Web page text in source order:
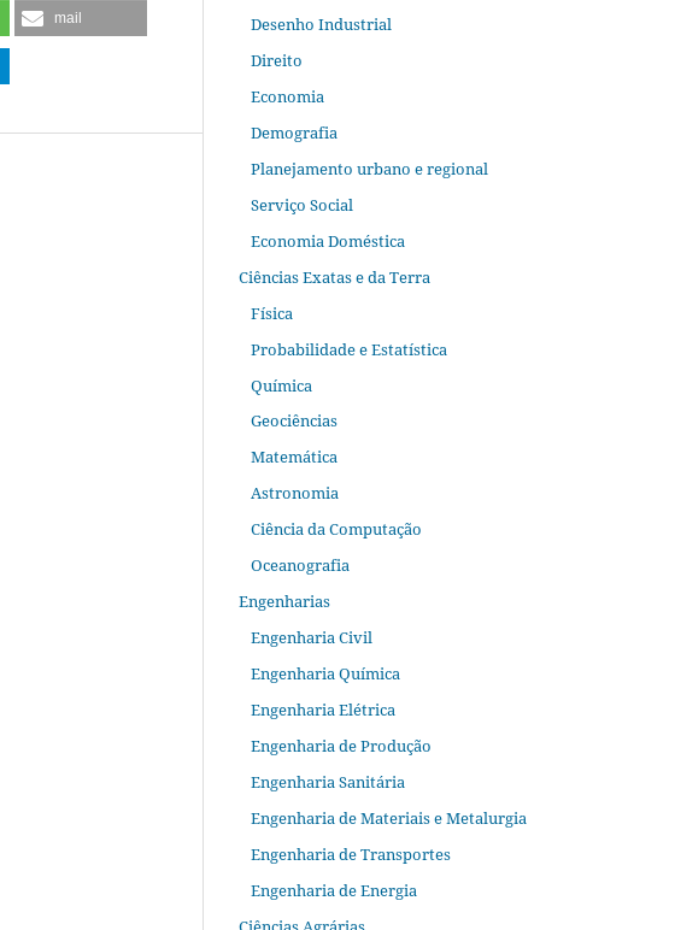
mail
Desenho Industrial
Direito
Economia
Demografia
Planejamento urbano e regional
Serviço Social
Economia Doméstica
Ciências Exatas e da Terra
Física
Probabilidade e Estatística
Química
Geociências
Matemática
Astronomia
Ciência da Computação
Oceanografia
Engenharias
Engenharia Civil
Engenharia Química
Engenharia Elétrica
Engenharia de Produção
Engenharia Sanitária
Engenharia de Materiais e Metalurgia
Engenharia de Transportes
Engenharia de Energia